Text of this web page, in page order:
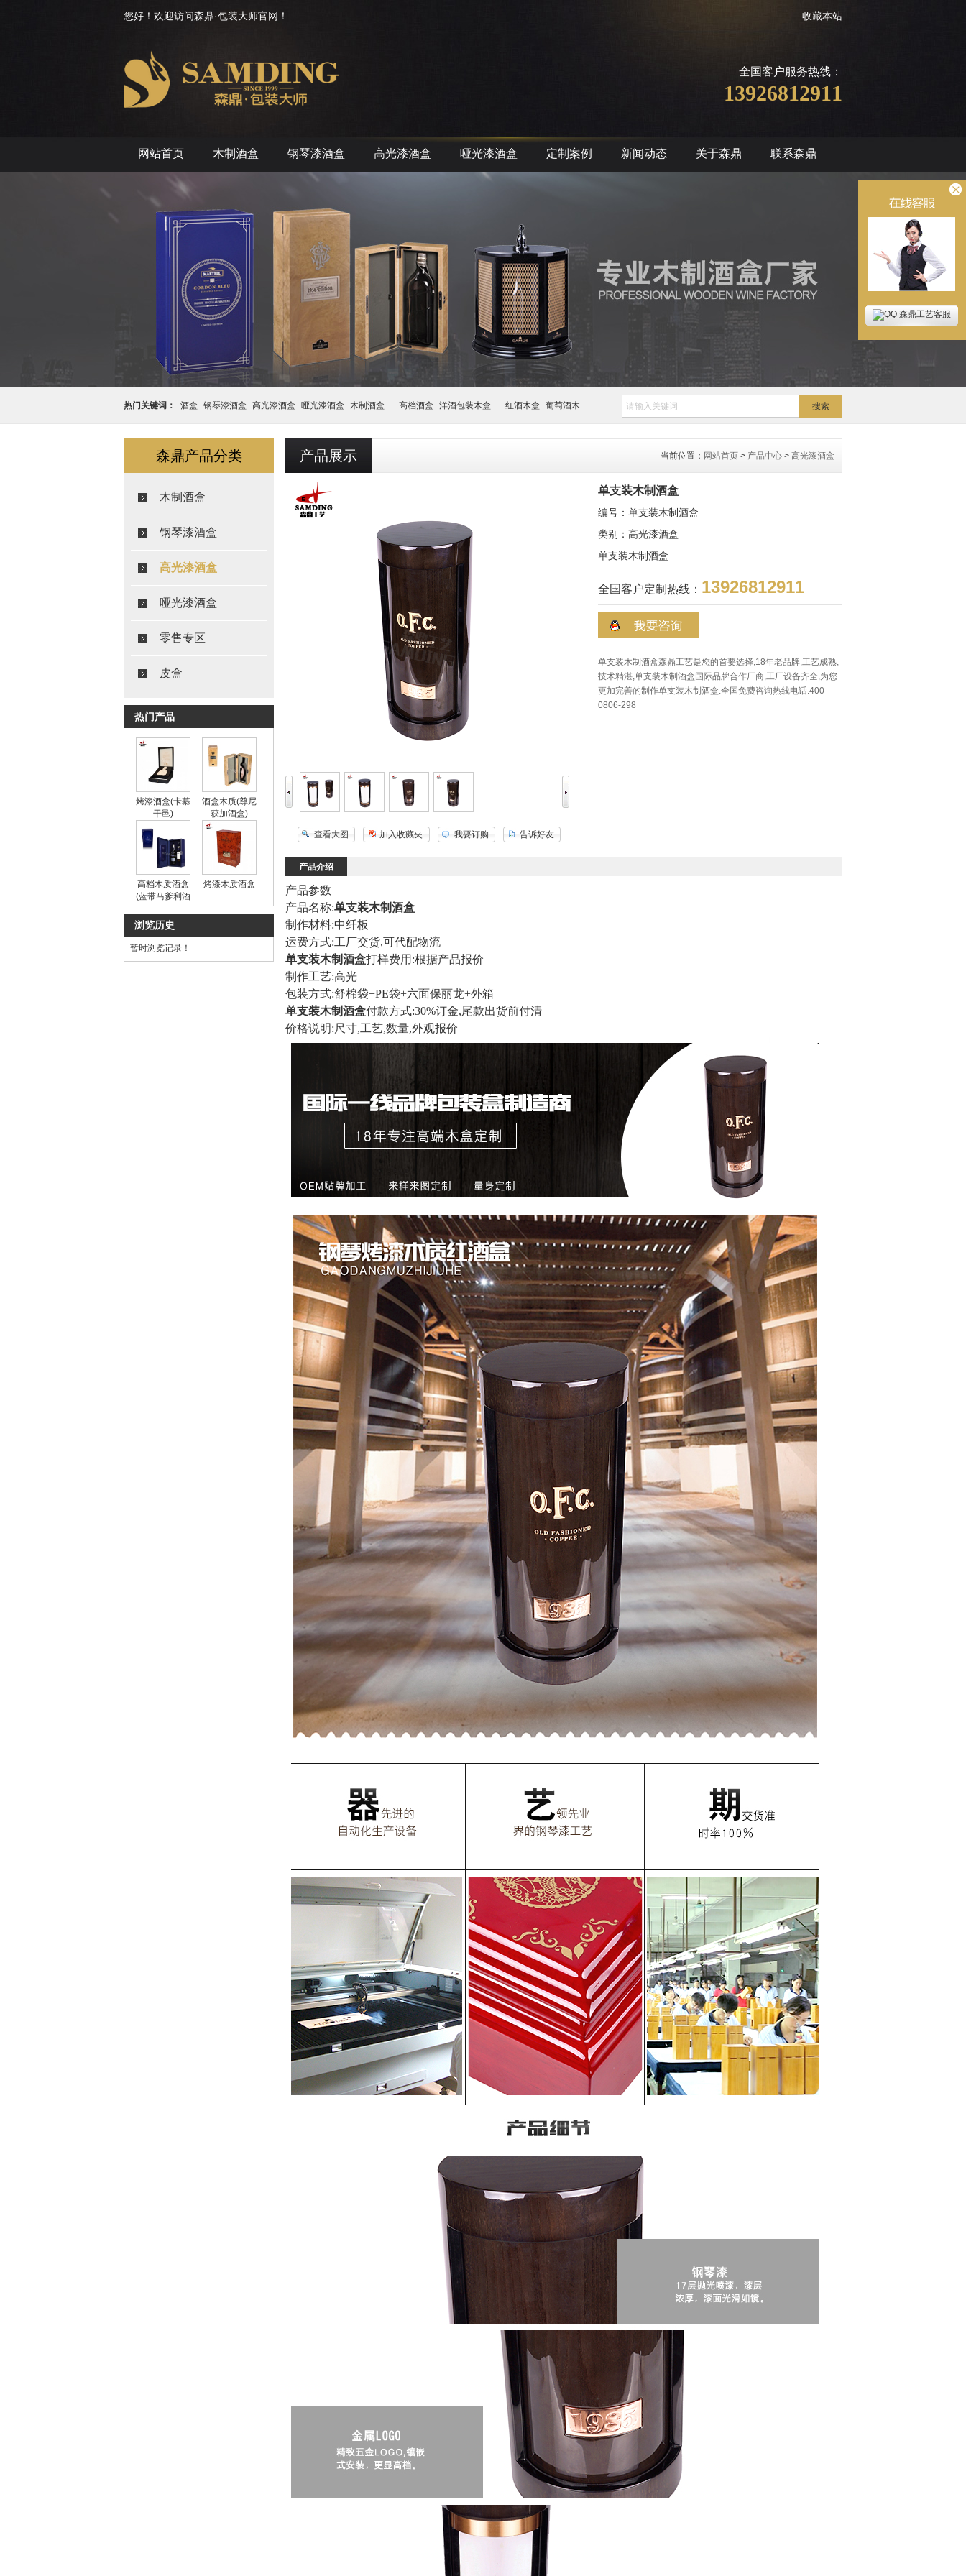
您好！欢迎访问森鼎·包装大师官网！ 收藏本站
全国客户服务热线：
13926812911
网站首页 木制酒盒 钢琴漆酒盒 高光漆酒盒 哑光漆酒盒 定制案例 新闻动态 关于森鼎 联系森鼎
热门关键词： 酒盒 钢琴漆酒盒 高光漆酒盒 哑光漆酒盒 木制酒盒 高档酒盒 洋酒包装木盒 红酒木盒 葡萄酒木
盒
森鼎产品分类
木制酒盒
钢琴漆酒盒
高光漆酒盒
哑光漆酒盒
零售专区
皮盒
热门产品
烤漆酒盒(卡慕
干邑)
酒盒木质(尊尼
获加酒盒)
高档木质酒盒
(蓝带马爹利酒
盒)
烤漆木质酒盒
浏览历史
暂时浏览记录！
产品展示 当前位置： 网站首页 > 产品中心 > 高光漆酒盒
查看大图 加入收藏夹 我要订购 告诉好友
单支装木制酒盒
编号：单支装木制酒盒
类别：高光漆酒盒
单支装木制酒盒
全国客户定制热线： 13926812911
单支装木制酒盒森鼎工艺是您的首要选择,18年老品牌,工艺成熟,
技术精湛,单支装木制酒盒国际品牌合作厂商,工厂设备齐全,为您
更加完善的制作单支装木制酒盒.全国免费咨询热线电话:400-
0806-298
产品介绍
产品参数
产品名称:单支装木制酒盒
制作材料:中纤板
运费方式:工厂交货,可代配物流
单支装木制酒盒打样费用:根据产品报价
制作工艺:高光
包装方式:舒棉袋+PE袋+六面保丽龙+外箱
单支装木制酒盒付款方式:30%订金,尾款出货前付清
价格说明:尺寸,工艺,数量,外观报价
森鼎工艺客服